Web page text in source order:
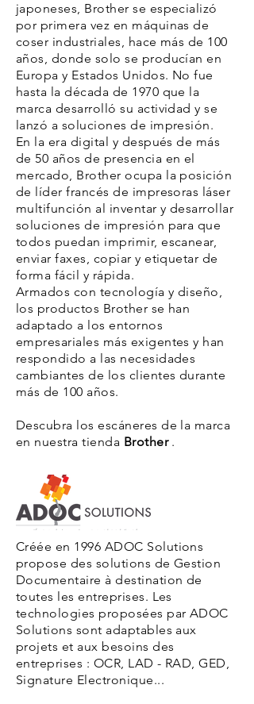
japoneses, Brother se especializó
por primera vez en máquinas de
coser industriales, hace más de 100
años, donde solo se producían en
Europa y Estados Unidos. No fue
hasta la década de 1970 que la
marca desarrolló su actividad y se
lanzó a soluciones de impresión.
En la era digital y después de más
de 50 años de presencia en el
mercado, Brother ocupa la posición
de líder francés de impresoras láser
multifunción al inventar y desarrollar
soluciones de impresión para que
todos puedan imprimir, escanear,
enviar faxes, copiar y etiquetar de
forma fácil y rápida.
Armados con tecnología y diseño,
los productos Brother se han
adaptado a los entornos
empresariales más exigentes y han
respondido a las necesidades
cambiantes de los clientes durante
más de 100 años.
Descubra los escáneres de la marca
en nuestra tienda Brother.
Créée en 1996 ADOC Solutions
propose des solutions de Gestion
Documentaire à destination de
toutes les entreprises. Les
technologies proposées par ADOC
Solutions sont adaptables aux
projets et aux besoins des
entreprises : OCR, LAD - RAD, GED,
Signature Electronique...